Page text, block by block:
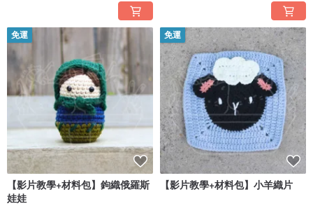
免運
【影片教學+材料包】鉤織俄羅斯
娃娃
免運
【影片教學+材料包】小羊織片